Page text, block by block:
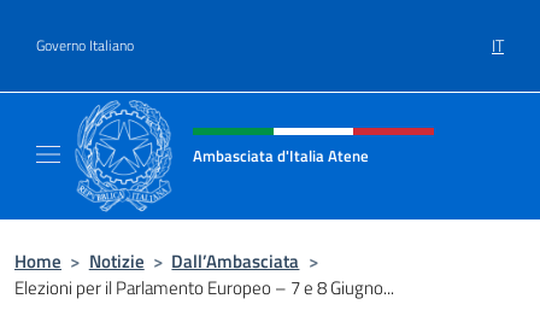
Governo Italiano IT
Intestazione sito, social e menù
Ambasciata d'Italia Atene
Home > Notizie > Dall’Ambasciata >
Elezioni per il Parlamento Europeo – 7 e 8 Giugno...